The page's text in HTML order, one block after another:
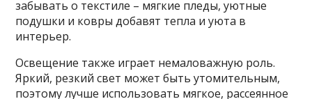
забывать о текстиле – мягкие пледы, уютные
подушки и ковры добавят тепла и уюта в
интерьер.
Освещение также играет немаловажную роль.
Яркий, резкий свет может быть утомительным,
поэтому лучше использовать мягкое, рассеянное